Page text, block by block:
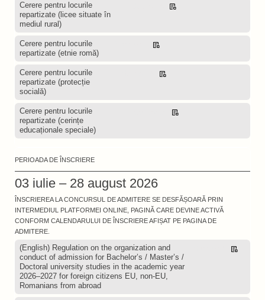
Cerere pentru locurile
repartizate (licee situate în
mediul rural)
Cerere pentru locurile
repartizate (etnie romă)
Cerere pentru locurile
repartizate (protecție
socială)
Cerere pentru locurile
repartizate (cerințe
educaționale speciale)
PERIOADA DE ÎNSCRIERE
03 iulie – 28 august 2026
ÎNSCRIEREA LA CONCURSUL DE ADMITERE SE DESFĂȘOARĂ PRIN
INTERMEDIUL PLATFORMEI ONLINE, PAGINĂ CARE DEVINE ACTIVĂ
CONFORM CALENDARULUI DE ÎNSCRIERE AFIȘAT PE PAGINA DE
ADMITERE.
(English) Regulation on the organization and
conduct of admission for Bachelor’s / Master’s /
Doctoral university studies in the academic year
2026–2027 for foreign citizens EU, non-EU,
Romanians from abroad